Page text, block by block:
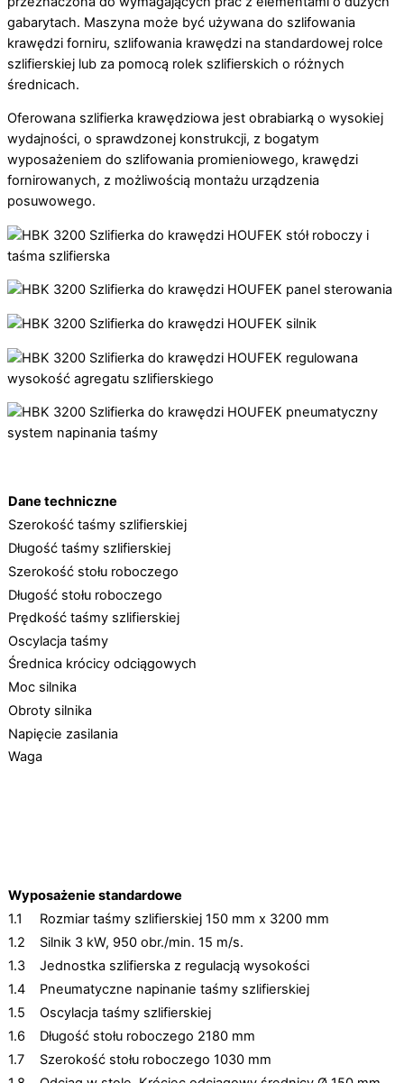
gabarytach. Maszyna może być używana do szlifowania
krawędzi forniru, szlifowania krawędzi na standardowej rolce
szlifierskiej lub za pomocą rolek szlifierskich o różnych
średnicach.
Oferowana szlifierka krawędziowa jest obrabiarką o wysokiej
wydajności, o sprawdzonej konstrukcji, z bogatym
wyposażeniem do szlifowania promieniowego, krawędzi
fornirowanych, z możliwością montażu urządzenia
posuwowego.
Dane techniczne
Szerokość taśmy szlifierskiej
Długość taśmy szlifierskiej
Szerokość stołu roboczego
Długość stołu roboczego
Prędkość taśmy szlifierskiej
Oscylacja taśmy
Średnica krócicy odciągowych
Moc silnika
Obroty silnika
Napięcie zasilania
Waga
Wyposażenie standardowe
1.1
Rozmiar taśmy szlifierskiej 150 mm x 3200 mm
1.2
Silnik 3 kW, 950 obr./min. 15 m/s.
1.3
Jednostka szlifierska z regulacją wysokości
1.4
Pneumatyczne napinanie taśmy szlifierskiej
1.5
Oscylacja taśmy szlifierskiej
1.6
Długość stołu roboczego 2180 mm
1.7
Szerokość stołu roboczego 1030 mm